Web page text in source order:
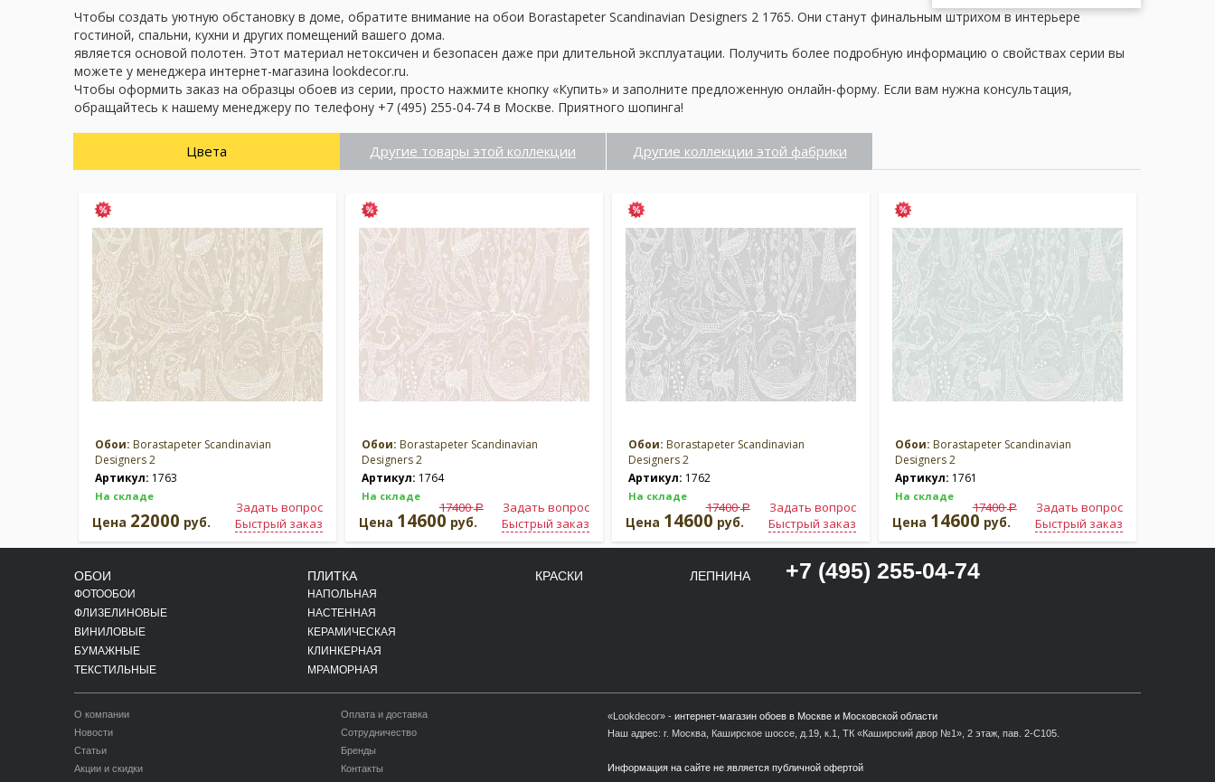
Чтобы создать уютную обстановку в доме, обратите внимание на обои Borastapeter Scandinavian Designers 2 1765. Они станут финальным штрихом в интерьере
гостиной, спальни, кухни и других помещений вашего дома.
является основой полотен. Этот материал нетоксичен и безопасен даже при длительной эксплуатации. Получить более подробную информацию о свойствах серии вы
можете у менеджера интернет-магазина lookdecor.ru.
Чтобы оформить заказ на образцы обоев из серии, просто нажмите кнопку «Купить» и заполните предложенную онлайн-форму. Если вам нужна консультация,
обращайтесь к нашему менеджеру по телефону +7 (495) 255-04-74 в Москве. Приятного шопинга!
Цвета Другие товары этой коллекции Другие коллекции этой фабрики
Обои: Borastapeter Scandinavian
Designers 2
Артикул: 1763
На складе
Задать вопрос
Быстрый заказ
Цена 22000 руб.
Обои: Borastapeter Scandinavian
Designers 2
Артикул: 1764
На складе
Задать вопрос
Быстрый заказ
Цена 14600 руб.
17400a
Обои: Borastapeter Scandinavian
Designers 2
Артикул: 1762
На складе
Задать вопрос
Быстрый заказ
Цена 14600 руб.
17400a
Обои: Borastapeter Scandinavian
Designers 2
Артикул: 1761
На складе
Задать вопрос
Быстрый заказ
Цена 14600 руб.
17400a
ОБОИ
ФОТООБОИ
ФЛИЗЕЛИНОВЫЕ
ВИНИЛОВЫЕ
БУМАЖНЫЕ
ТЕКСТИЛЬНЫЕ
ПЛИТКА
НАПОЛЬНАЯ
НАСТЕННАЯ
КЕРАМИЧЕСКАЯ
КЛИНКЕРНАЯ
МРАМОРНАЯ
КРАСКИ ЛЕПНИНА +7 (495) 255-04-74
О компании
Новости
Статьи
Акции и скидки
Оплата и доставка
Сотрудничество
Бренды
Контакты
«Lookdecor» - интернет-магазин обоев в Москве и Московской области
Наш адрес: г. Москва, Каширское шоссе, д.19, к.1, ТК «Каширский двор №1», 2 этаж, пав. 2-С105.
Информация на сайте не является публичной офертой